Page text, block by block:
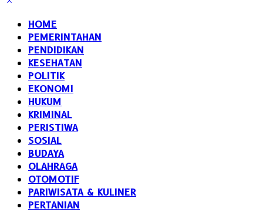
HOME
PEMERINTAHAN
PENDIDIKAN
KESEHATAN
POLITIK
EKONOMI
HUKUM
KRIMINAL
PERISTIWA
SOSIAL
BUDAYA
OLAHRAGA
OTOMOTIF
PARIWISATA & KULINER
PERTANIAN